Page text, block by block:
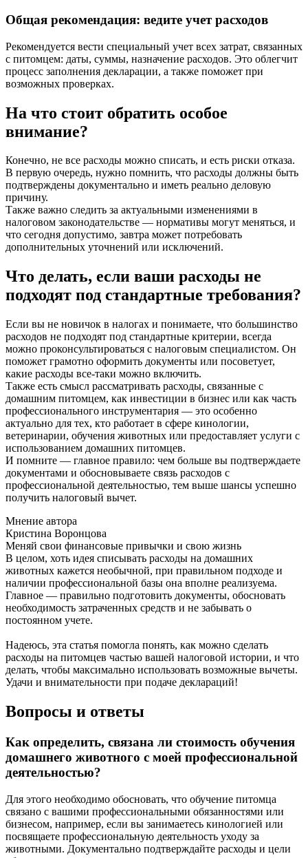
Общая рекомендация: ведите учет расходов
Рекомендуется вести специальный учет всех затрат, связанных
с питомцем: даты, суммы, назначение расходов. Это облегчит
процесс заполнения декларации, а также поможет при
возможных проверках.
На что стоит обратить особое
внимание?
Конечно, не все расходы можно списать, и есть риски отказа.
В первую очередь, нужно помнить, что расходы должны быть
подтверждены документально и иметь реально деловую
причину.
Также важно следить за актуальными изменениями в
налоговом законодательстве — нормативы могут меняться, и
что сегодня допустимо, завтра может потребовать
дополнительных уточнений или исключений.
Что делать, если ваши расходы не
подходят под стандартные требования?
Если вы не новичок в налогах и понимаете, что большинство
расходов не подходят под стандартные критерии, всегда
можно проконсультироваться с налоговым специалистом. Он
поможет грамотно оформить документы или посоветует,
какие расходы все-таки можно включить.
Также есть смысл рассматривать расходы, связанные с
домашним питомцем, как инвестиции в бизнес или как часть
профессионального инструментария — это особенно
актуально для тех, кто работает в сфере кинологии,
ветеринарии, обучения животных или предоставляет услуги с
использованием домашних питомцев.
И помните — главное правило: чем больше вы подтверждаете
документами и обосновываете связь расходов с
профессиональной деятельностью, тем выше шансы успешно
получить налоговый вычет.
Мнение автора
Кристина Воронцова
Меняй свои финансовые привычки и свою жизнь
В целом, хоть идея списывать расходы на домашних
животных кажется необычной, при правильном подходе и
наличии профессиональной базы она вполне реализуема.
Главное — правильно подготовить документы, обосновать
необходимость затраченных средств и не забывать о
постоянном учете.
Надеюсь, эта статья помогла понять, как можно сделать
расходы на питомцев частью вашей налоговой истории, и что
делать, чтобы максимально использовать возможные вычеты.
Удачи и внимательности при подаче деклараций!
Вопросы и ответы
Как определить, связана ли стоимость обучения
домашнего животного с моей профессиональной
деятельностью?
Для этого необходимо обосновать, что обучение питомца
связано с вашими профессиональными обязанностями или
бизнесом, например, если вы занимаетесь кинологией или
посвящаете профессиональную деятельность уходу за
животными. Документально подтверждайте расходы и цели